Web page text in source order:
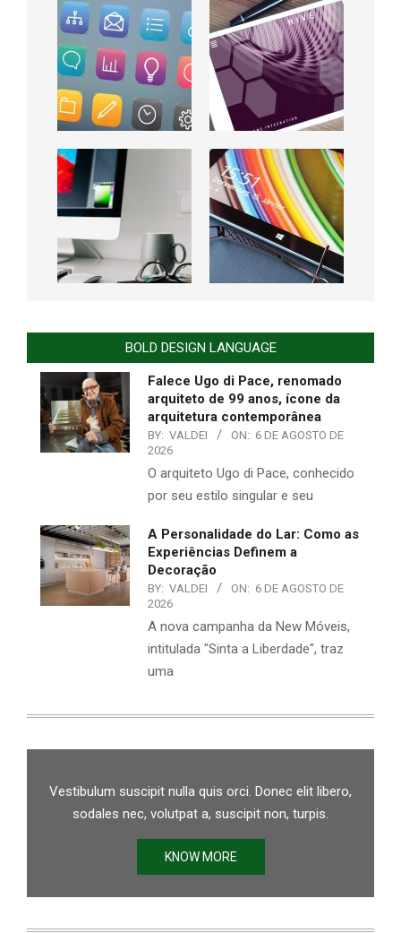
BOLD DESIGN LANGUAGE
Falece Ugo di Pace, renomado
arquiteto de 99 anos, ícone da
arquitetura contemporânea
BY: VALDEI ON: 6 DE AGOSTO DE
2026
O arquiteto Ugo di Pace, conhecido
por seu estilo singular e seu
A Personalidade do Lar: Como as
Experiências Definem a
Decoração
BY: VALDEI ON: 6 DE AGOSTO DE
2026
A nova campanha da New Móveis,
intitulada "Sinta a Liberdade", traz
uma
Vestibulum suscipit nulla quis orci. Donec elit libero,
sodales nec, volutpat a, suscipit non, turpis.
KNOW MORE